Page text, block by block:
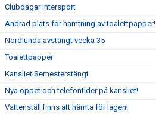
Clubdagar Intersport
Ändrad plats för hämtning av toalettpapper!
Nordlunda avstängt vecka 35
Toalettpapper
Kansliet Semesterstängt
Nya öppet och telefontider på kansliet!
Vattenställ finns att hämta för lagen!